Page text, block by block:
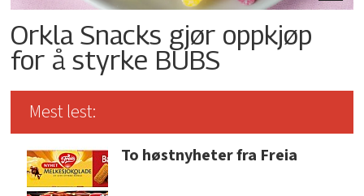
Orkla Snacks gjør oppkjøp
for å styrke BUBS
Mest lest:
To høstnyheter fra Freia